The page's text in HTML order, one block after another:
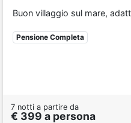
Buon villaggio sul mare,
Pensione Completa
7 notti a partire da
€ 399 a persona